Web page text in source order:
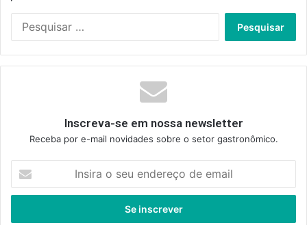
Inscreva-se em nossa newsletter
Receba por e-mail novidades sobre o setor gastronômico.
seu